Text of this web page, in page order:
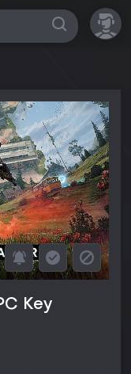
Key